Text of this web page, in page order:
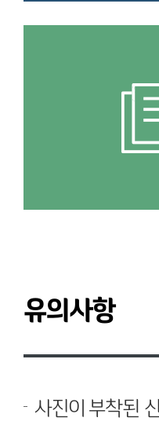
유의사항
사진이 부착된